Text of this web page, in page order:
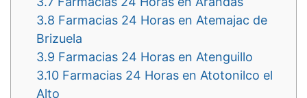
3.8 Farmacias 24 Horas en Atemajac de
Brizuela
3.9 Farmacias 24 Horas en Atenguillo
3.10 Farmacias 24 Horas en Atotonilco el
Alto